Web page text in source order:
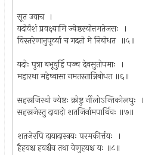
सूत उवाच ।
यदोर्वंशं प्रवक्ष्यामि ज्वेष्ठस्योत्तमतेजसः ।
विस्तरेणानुपूर्व्या च गदतो मे निबोधत ॥५॥
यदोः पुत्रा बभूवुर्हि पञ्च देवसुतोपमाः ।
महारथा महेष्वासा नमतस्तान्निबोधत ॥६॥
सहस्रजिरथो ज्येष्ठः क्रोष्टु र्नीलोऽन्तिकोलघुः ।
सहस्रजेस्तु दायादो शतजिर्नामपार्थिवः ॥७॥
शतजेरपि दायादास्त्रयः परमकीर्त्तयः ।
हैहयश्च हयश्चैव तथा वेणुहयश्च यः ॥८॥